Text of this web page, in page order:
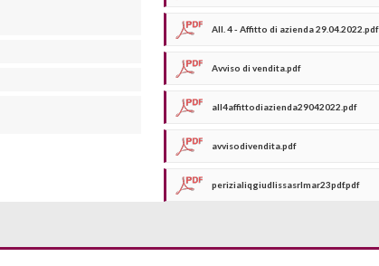
All. 4 - Affitto di azienda 29.04.2022.pdf
Avviso di vendita.pdf
all4affittodiazienda29042022.pdf
avvisodivendita.pdf
perizialiqgiudlissasrlmar23pdf.pdf